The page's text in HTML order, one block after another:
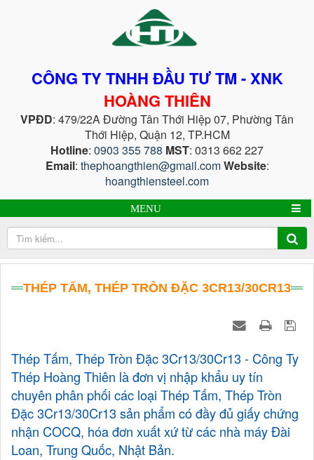
CÔNG TY TNHH ĐẦU TƯ TM - XNK
HOÀNG THIÊN
VPĐD: 479/22A Đường Tân Thới Hiệp 07, Phường Tân
Thới Hiệp, Quận 12, TP.HCM
Hotline: 0903 355 788 MST: 0313 662 227
Email: thephoangthien@gmail.comWebsite:
hoangthiensteel.com
MENU
THÉP TẤM, THÉP TRÒN ĐẶC 3CR13/30CR13
Thép Tấm, Thép Tròn Đặc 3Cr13/30Cr13 - Công Ty
Thép Hoàng Thiên là đơn vị nhập khẩu uy tín
chuyên phân phối các loại Thép Tấm, Thép Tròn
Đặc 3Cr13/30Cr13 sản phẩm có đầy đủ giấy chứng
nhận COCQ, hóa đơn xuất xứ từ các nhà máy Đài
Loan, Trung Quốc, Nhật Bản.